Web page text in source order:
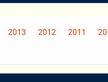
2013 2012 2011